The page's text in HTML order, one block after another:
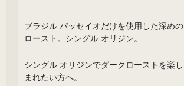
ブラジル パッセイオだけを使用した深めの
ロースト。シングル オリジン。
シングル オリジンでダークローストを楽し
まれたい方へ。